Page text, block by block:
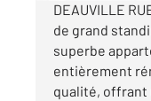
DEAUVILLE
de grand
superbe
entièrement
qualité, offrant